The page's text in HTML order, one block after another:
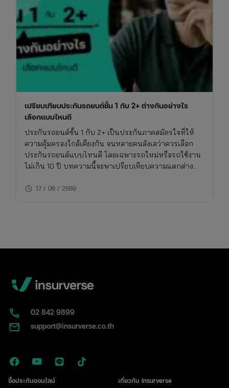
เปรียบเทียบประกันรถยนต์ชั้น 1 กับ 2+ ต่างกันอย่างไร
เลือกแบบไหนดี
ประกันรถยนต์ชั้น 1 กับ 2+ เป็นประกันภาคสมัครใจที่ให้
ความคุ้มครองใกล้เคียงกัน จนหลายคนลังเลว่าควรเลือก
ประกันรถยนต์แบบไหนดี โดยเฉพาะรถใหม่หรือรถใช้งาน
ไม่เกิน 10 ปี บทความนี้จะพาเปรียบเทียบความแตกต่าง
เทียบ ทั้งเรื่องความคุ้มครอง ค่าเบี้ย และความเหมาะสมใน
schedule 17 / 06 / 2569
02​ 842 9899
support@insurverse.co.th
ซื้อประกันออนไลน์
เกี่ยวกับ Insurverse